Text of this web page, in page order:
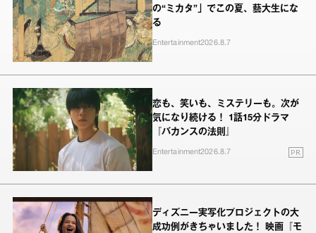
の“ミカタ”」でこの夏、藝大生にな
る
Entertainment2026.8.7
恋も、笑いも、ミステリーも。次が
気になり続ける！ 1話15分ドラマ
『バカンスの法則』
Entertainment2026.8.7 PR
ディズニー実写化プロジェクトの大
成功例がきちゃいました！ 映画『モ